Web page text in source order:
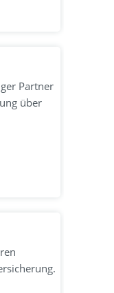
Partner
über